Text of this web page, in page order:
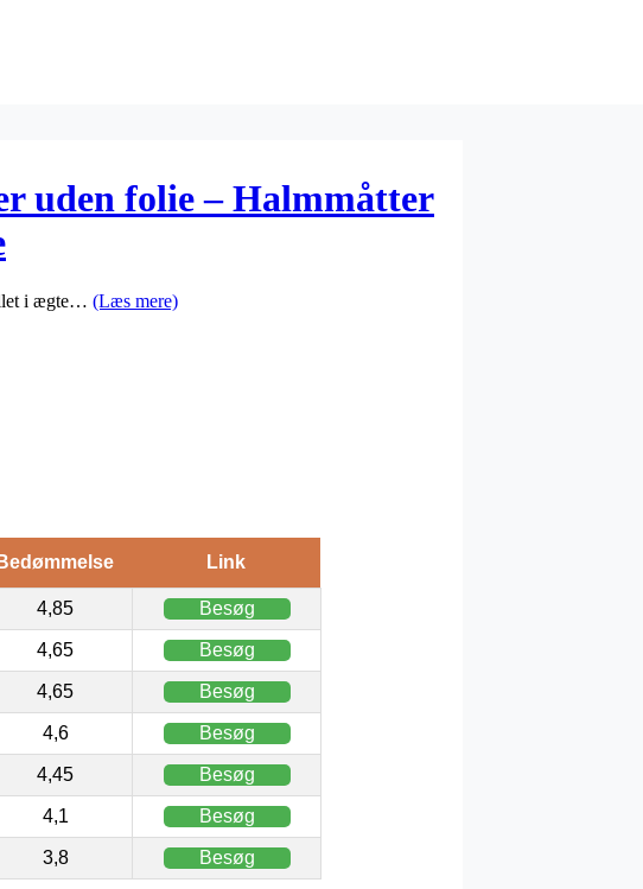
uden folie – Halmmåtter
i ægte… (Læs mere)
Bedømmelse Link
4,85 Besøg
4,65 Besøg
4,65 Besøg
4,6 Besøg
4,45 Besøg
4,1 Besøg
3,8 Besøg